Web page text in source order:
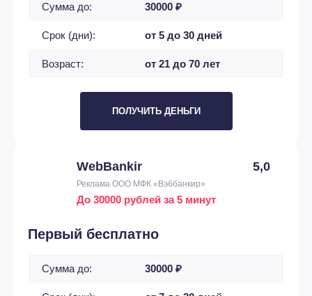
Сумма до: 30000 ₽
Срок (дни): от 5 до 30 дней
Возраст: от 21 до 70 лет
ПОЛУЧИТЬ ДЕНЬГИ
WebBankir 5,0
Реклама ООО МФК «Вэббанкир»
До 30000 рублей за 5 минут
Первый бесплатно
Сумма до: 30000 ₽